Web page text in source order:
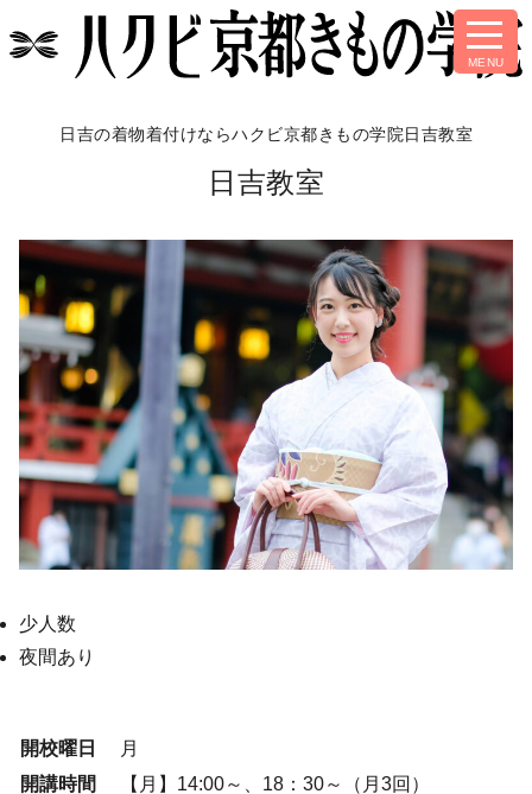
日吉の着物着付けならハクビ京都きもの学院日吉教室
日吉教室
少人数
夜間あり
開校曜日
月
開講時間
【月】14:00～、18：30～（月3回）